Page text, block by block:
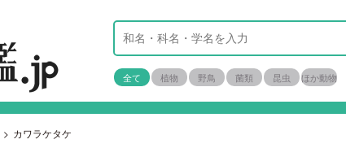
全て 植物 野鳥 菌類 昆虫 ほか動物
> カワラケタケ